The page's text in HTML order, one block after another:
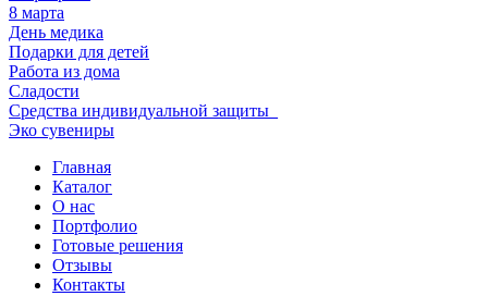
8 марта
День медика
Подарки для детей
Работа из дома
Сладости
Средства индивидуальной защиты_
Эко сувениры
Главная
Каталог
О нас
Портфолио
Готовые решения
Отзывы
Контакты